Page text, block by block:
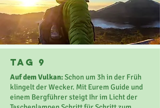
Tag 9
Auf dem Vulkan:Schon um 3h in der Früh
klingelt der Wecker. Mit Eurem Guide und
einem Bergführer steigt Ihr im Licht der